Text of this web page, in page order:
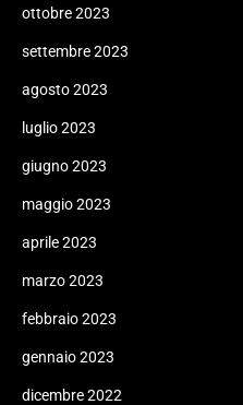
ottobre 2023
settembre 2023
agosto 2023
luglio 2023
giugno 2023
maggio 2023
aprile 2023
marzo 2023
febbraio 2023
gennaio 2023
dicembre 2022